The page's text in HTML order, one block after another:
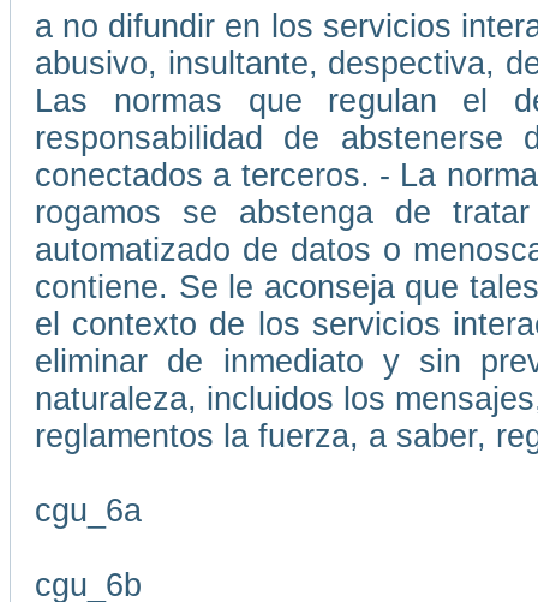
a no difundir en los servicios
abusivo, insultante, despectiva,
Las normas que regulan el
responsabilidad de
conectados a terceros. - La
rogamos se abstenga de
automatizado de datos o
contiene. Se le aconseja que
el contexto de los servicios
eliminar de inmediato y sin
naturaleza, incluidos los
reglamentos la fuerza, a saber,
cgu_6a
cgu_6b